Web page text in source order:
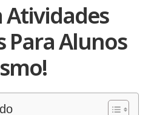
Atividades
Para Alunos